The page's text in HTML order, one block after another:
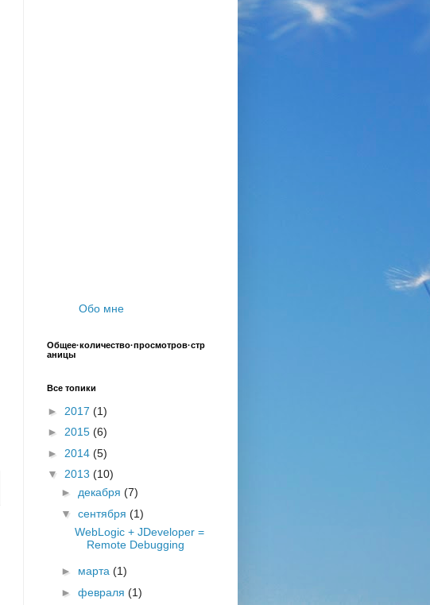
Обо мне
Общее·количество·просмотров·стр
аницы
Все топики
► 2017 (1)
► 2015 (6)
► 2014 (5)
▼ 2013 (10)
► декабря (7)
▼ сентября (1)
WebLogic + JDeveloper =
Remote Debugging
► марта (1)
► февраля (1)